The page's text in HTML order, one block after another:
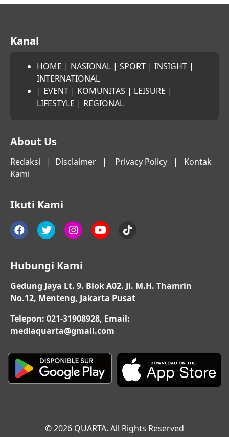
Kanal
HOME | NASIONAL | SPORT | INSIGHT |
INTERNATIONAL
| EVENT | KOMUNITAS | LEISURE |
LIFESTYLE | REGIONAL
About Us
Redaksi | Disclaimer | Privacy Policy | Kontak
Kami
Ikuti Kami
Hubungi Kami
Gedung Jaya Lt. 9. Blok A02. Jl. M.H. Thamrin
No.12, Menteng, Jakarta Pusat
Telepon: 021-31908928, Email:
mediaquarta@gmail.com
© 2026 QUARTA. All Rights Reserved